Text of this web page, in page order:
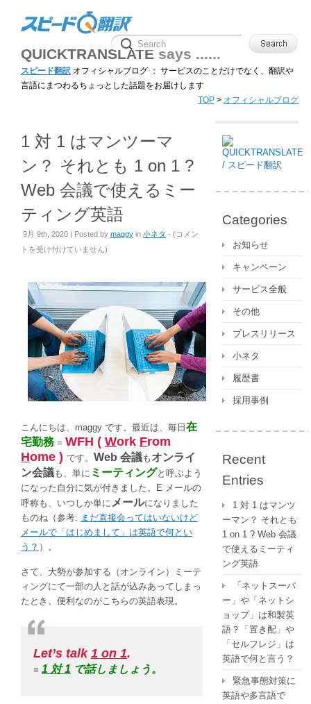
QUICKTRANSLATE says ......
スピード翻訳 オフィシャルブログ ： サービスのことだけでなく、翻訳や
言語にまつわるちょっとした話題をお届けします
TOP > オフィシャルブログ
1 対 1 はマンツーマ
ン？ それとも 1 on 1 ?
Web 会議で使えるミー
ティング英語
9月 9th, 2020 | Posted by maggy in 小ネタ - (1
マ
ツ
ー
マ
ン？
そ
れ
も
on
?
会
議
で
え
る
コメン
トを受け付けていません)
こんにちは、maggy です。最近は、毎日在
宅勤務 = WFH ( Work From
Home ) です。 Web 会議も オンライ
ン会議も、単に ミーティングと呼ぶよう
になった自分に気が付きました。E メールの
呼称も、いつしか単に メールになりました
ものね（参考: まだ直接会ってはいないけど
メールで「はじめまして」は英語で何とい
う？ ）。
さて、大勢が参加する（オンライン）ミーテ
ィングにて一部の人と話が込みあってしまっ
たとき、便利なのがこちらの英語表現。
Let’s talk 1 on 1.
= 1 対 1 で話しましょう。
Categories
お知らせ
キャンペーン
サービス全般
その他
プレスリリース
小ネタ
履歴書
採用事例
Recent
Entries
1 対 1 はマンツ
ーマン？ それとも
1 on 1 ? Web 会議
で使えるミーティ
ング英語
「ネットスーパ
ー」や「ネットシ
ョップ」は和製英
語？「置き配」や
「セルフレジ」は
英語で何と言う？
緊急事態対策に
英語や多言語で